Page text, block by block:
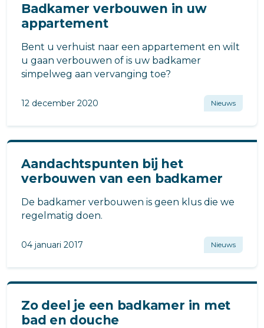
Badkamer verbouwen in uw
appartement
Bent u verhuist naar een appartement en wilt
u gaan verbouwen of is uw badkamer
simpelweg aan vervanging toe?
12 december 2020 Nieuws
Aandachtspunten bij het
verbouwen van een badkamer
De badkamer verbouwen is geen klus die we
regelmatig doen.
04 januari 2017 Nieuws
Zo deel je een badkamer in met
bad en douche